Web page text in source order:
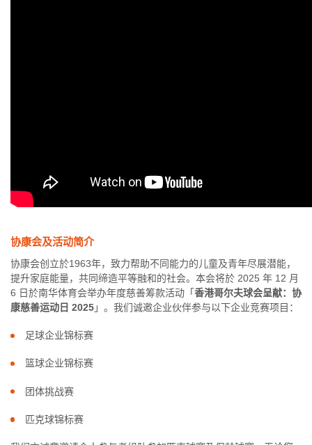
协康会及活动简介
协康会创立於1963年，致力帮助不同能力的儿童及青年尽展潜能，
提升家庭能量，共同缔造平等融和的社会。本会将於 2025 年 12 月
6 日於南华体育会举办年度慈善筹款活动「 香港哥尔夫球会呈献：协
康慈善运动日 2025 」。我们诚邀企业伙伴参与以下企业竞赛项目：
足球企业锦标赛
篮球企业锦标赛
团体挑战赛
匹克球锦标赛